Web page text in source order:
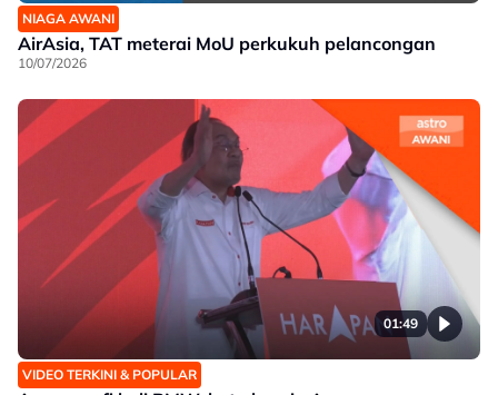
NIAGA AWANI
AirAsia, TAT meterai MoU perkukuh pelancongan
10/07/2026
01:49
VIDEO TERKINI & POPULAR